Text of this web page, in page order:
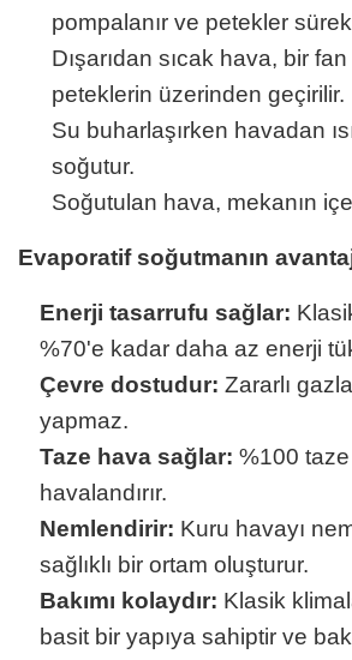
pompalanır ve petekler
Dışarıdan sıcak hava, bir
peteklerin üzerinden geçirilir.
Su buharlaşırken havadan
soğutur.
Soğutulan hava, mekanın
Evaporatif soğutmanın
Enerji tasarrufu sağlar:
%70'e kadar daha az enerji
Çevre dostudur: Zararlı
yapmaz.
Taze hava sağlar: %100
havalandırır.
Nemlendirir: Kuru havayı
sağlıklı bir ortam oluşturur.
Bakımı kolaydır: Klasik
basit bir yapıya sahiptir ve